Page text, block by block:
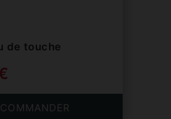
de touche
COMMANDER